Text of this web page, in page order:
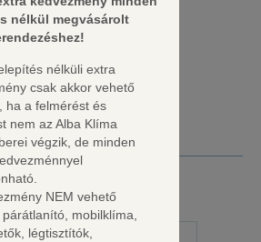
300 m³/h
márkák
nélkül megvásárolt
nélküli extra
csak akkor vehető
ha a felmérést és
nem az Alba Klíma
végzik, de minden
NEM vehető
mobilklíma,
légtisztítók,